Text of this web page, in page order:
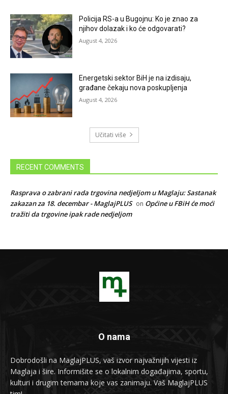
Policija RS-a u Bugojnu: Ko je znao za
njihov dolazak i ko će odgovarati?
August 4, 2026
Energetski sektor BiH je na izdisaju,
građane čekaju nova poskupljenja
August 4, 2026
Učitati više
RECENT COMMENTS
Rasprava o zabrani rada trgovina nedjeljom u Maglaju: Sastanak
zakazan za 18. decembar - MaglajPLUS on Općine u FBiH će moći
tražiti da trgovine ipak rade nedjeljom
O nama
Dobrodošli na MaglajPLUS, vaš izvor najvažnijih vijesti iz
Maglaja i šire. Informišite se o lokalnim događajima, sportu,
kulturi i drugim temama koje vas zanimaju. Vaš MaglajPLUS